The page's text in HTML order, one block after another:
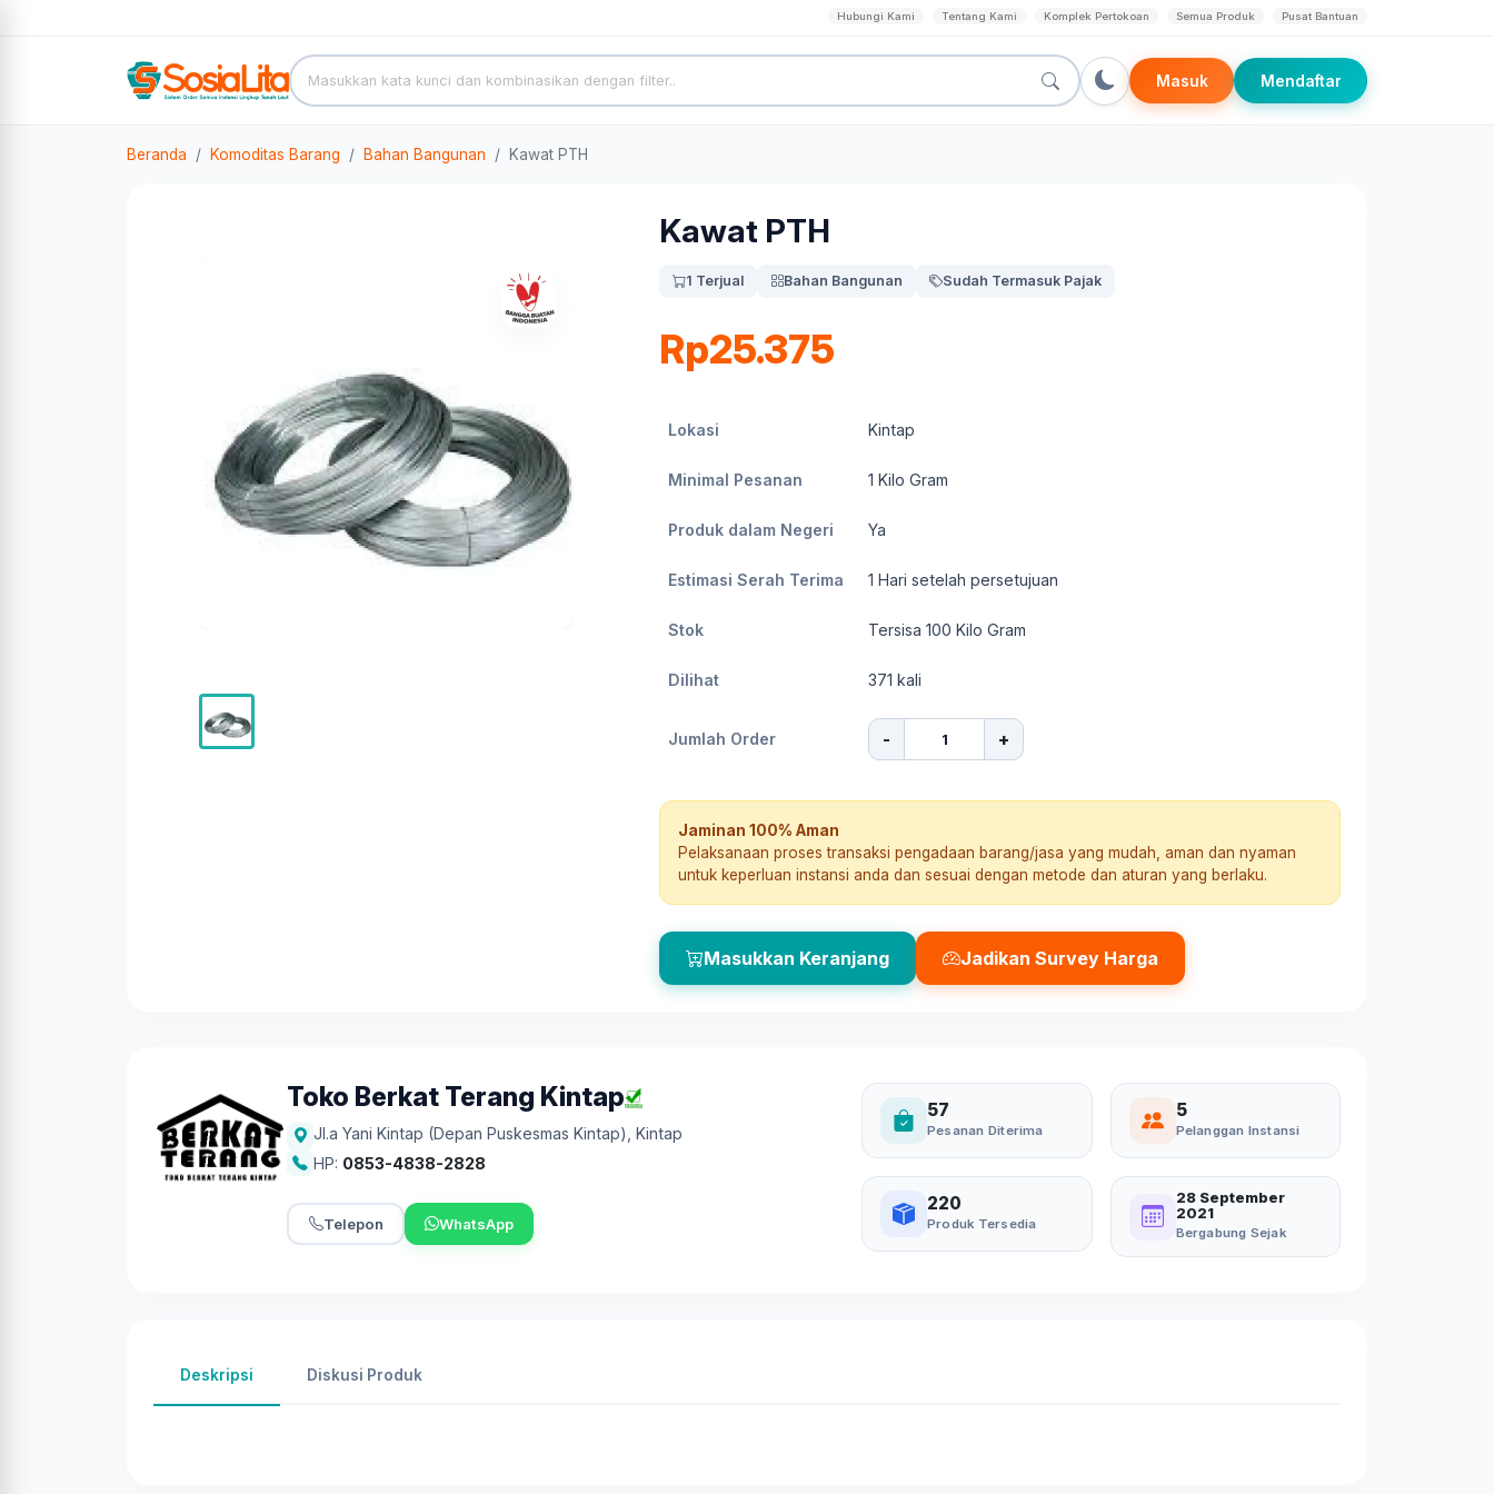
Hubungi Kami Tentang Kami Komplek Pertokoan Semua Produk Pusat Bantuan
Masuk Mendaftar
Beranda Komoditas Barang Bahan Bangunan Kawat PTH
Kawat PTH
1 Terjual Bahan Bangunan Sudah Termasuk Pajak
Rp25.375
Lokasi Kintap
Minimal Pesanan 1 Kilo Gram
Produk dalam Negeri Ya
Estimasi Serah Terima 1 Hari setelah persetujuan
Stok Tersisa 100 Kilo Gram
Dilihat 371 kali
Jumlah Order - +
Jaminan 100% Aman
Pelaksanaan proses transaksi pengadaan barang/jasa yang mudah, aman dan nyaman
untuk keperluan instansi anda dan sesuai dengan metode dan aturan yang berlaku.
Masukkan Keranjang Jadikan Survey Harga
Toko Berkat Terang Kintap
Jl.a Yani Kintap (Depan Puskesmas Kintap) Kintap
HP: 0853-4838-2828
Telepon WhatsApp
57
Pesanan Diterima
5
Pelanggan Instansi
220
Produk Tersedia
28 September
2021
Bergabung Sejak
Deskripsi Diskusi Produk